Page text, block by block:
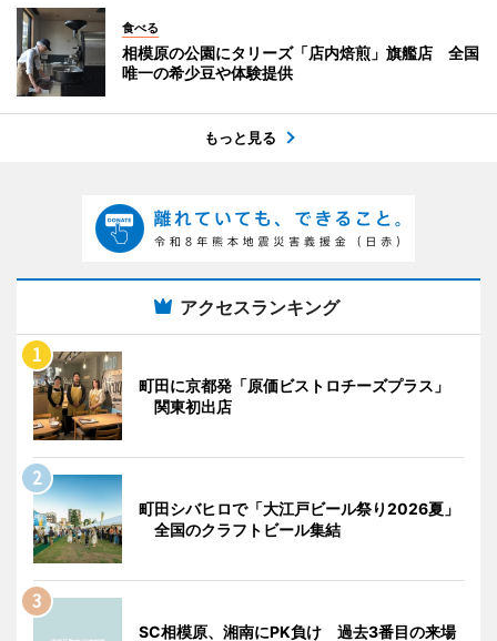
食べる
相模原の公園にタリーズ「店内焙煎」旗艦店 全国
唯一の希少豆や体験提供
もっと見る
アクセスランキング
町田に京都発「原価ビストロチーズプラス」
関東初出店
町田シバヒロで「大江戸ビール祭り2026夏」
全国のクラフトビール集結
SC相模原、湘南にPK負け 過去3番目の来場